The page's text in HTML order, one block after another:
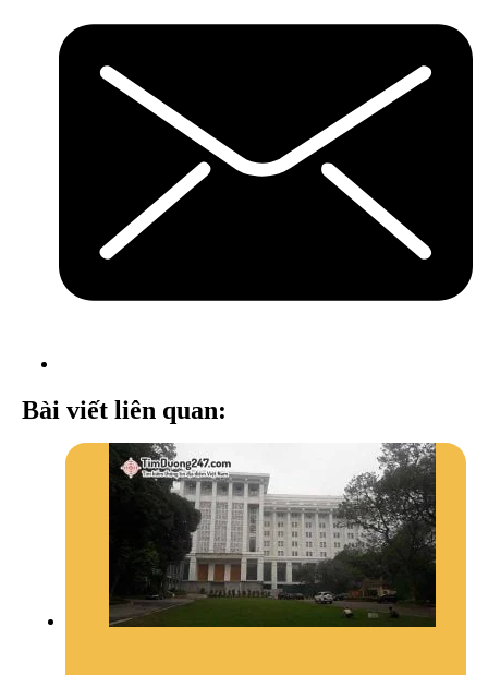
Bài viết liên quan: